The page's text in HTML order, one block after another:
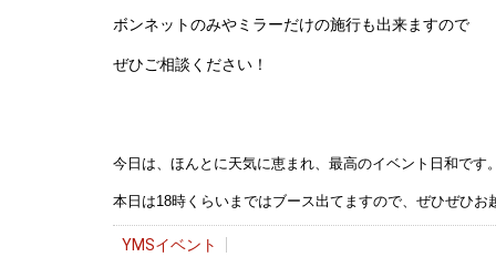
ボンネットのみやミラーだけの施行も出来ますので
ぜひご相談ください！
今日は、ほんとに天気に恵まれ、最高のイベント日和です。
本日は18時くらいまではブース出てますので、ぜひぜひ
YMSイベント